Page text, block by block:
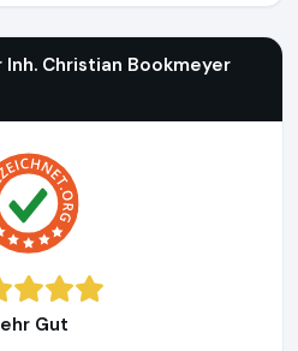
Christian Bookmeyer
Gut